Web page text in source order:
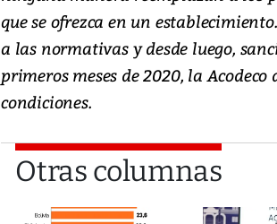
que se ofrezca en un
a las normativas y desde luego,
primeros meses de 2020, la
condiciones.
Otras columnas